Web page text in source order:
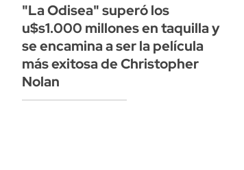
"La Odisea" superó los
u$s1.000 millones en taquilla y
se encamina a ser la película
más exitosa de Christopher
Nolan